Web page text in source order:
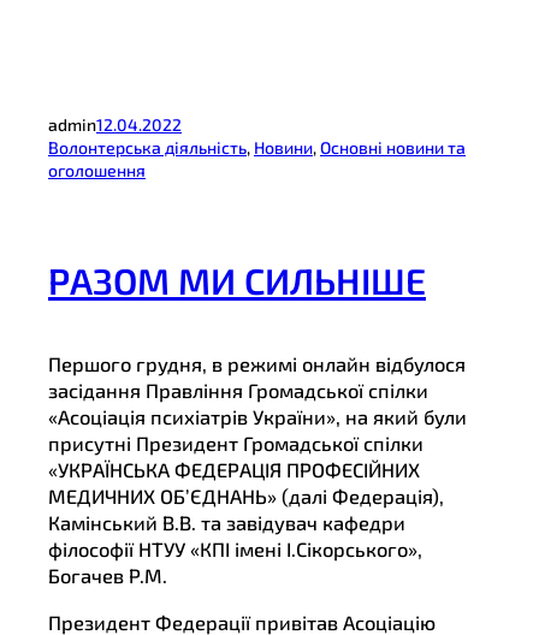
admin12.04.2022
Волонтерська діяльність, Новини, Основні новини та
оголошення
РАЗОМ МИ СИЛЬНІШЕ
Першого грудня, в режимі онлайн відбулося
засідання Правління Громадської спілки
«Асоціація психіатрів України», на який були
присутні Президент Громадської спілки
«УКРАЇНСЬКА ФЕДЕРАЦІЯ ПРОФЕСІЙНИХ
МЕДИЧНИХ ОБ’ЄДНАНЬ» (далі Федерація),
Камінський В.В. та завідувач кафедри
філософії НТУУ «КПІ імені І.Сікорського»,
Богачев Р.М.
Президент Федерації привітав Асоціацію